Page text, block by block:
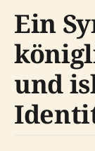
Ein
und